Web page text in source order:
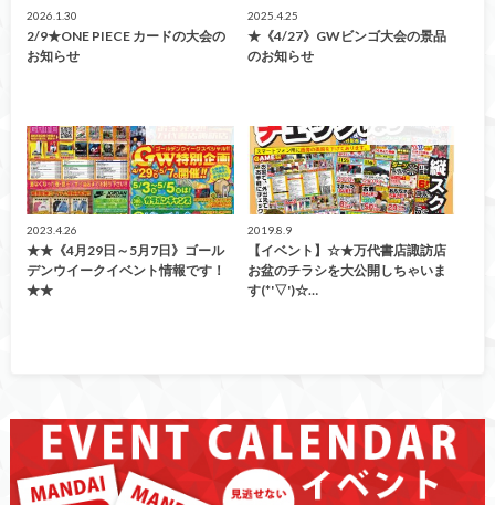
2026.1.30
2/9★ONE PIECE カードの大会の
お知らせ
2025.4.25
★《4/27》GWビンゴ大会の景品
のお知らせ
2023.4.26
★★《4月29日～5月7日》ゴール
デンウイークイベント情報です！
★★
イベント情報！
2019.8.9
【イベント】☆★万代書店諏訪店
お盆のチラシを大公開しちゃいま
す(*'▽')☆…